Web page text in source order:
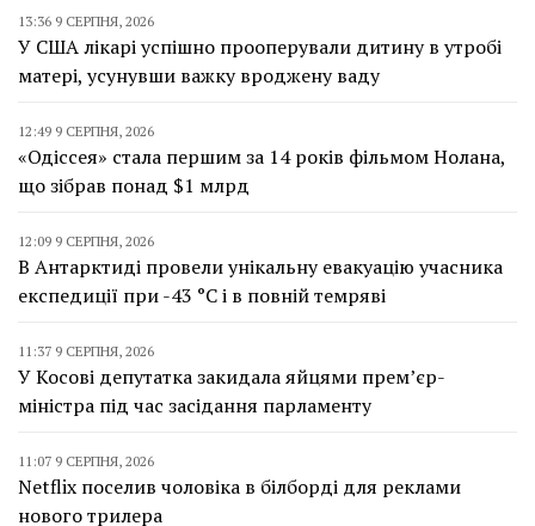
13:36 9 СЕРПНЯ, 2026
У США лікарі успішно прооперували дитину в утробі
матері, усунувши важку вроджену ваду
12:49 9 СЕРПНЯ, 2026
«Одіссея» стала першим за 14 років фільмом Нолана,
що зібрав понад $1 млрд
12:09 9 СЕРПНЯ, 2026
В Антарктиді провели унікальну евакуацію учасника
експедиції при -43 °C і в повній темряві
11:37 9 СЕРПНЯ, 2026
У Косові депутатка закидала яйцями прем’єр-
міністра під час засідання парламенту
11:07 9 СЕРПНЯ, 2026
Netflix поселив чоловіка в білборді для реклами
нового трилера